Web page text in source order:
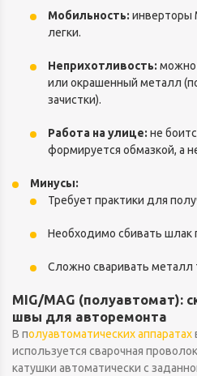
Мобильность: инверторы
легки.
Неприхотливость: можно
или окрашенный металл
зачистки).
Работа на улице: не
формируется обмазкой, а
Минусы:
Требует практики для
Необходимо сбивать шлак
Сложно сваривать металл
MIG/MAG (полуавтомат):
швы для авторемонта
В полуавтоматических аппаратах
используется сварочная
катушки автоматически с